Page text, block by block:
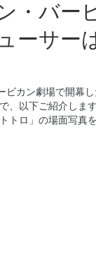
・バー
ーサー
ビカン劇場で開幕
、以下ご紹介しま
トロ」の場面写真を